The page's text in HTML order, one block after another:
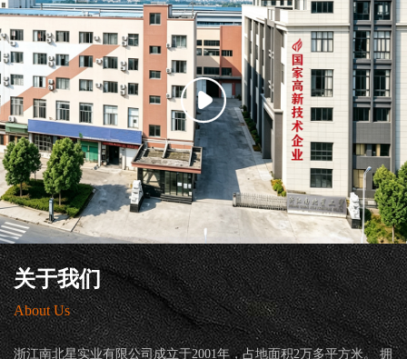
关于我们
About Us
浙江南北星实业有限公司成立于2001年，占地面积2万多平方米。 拥